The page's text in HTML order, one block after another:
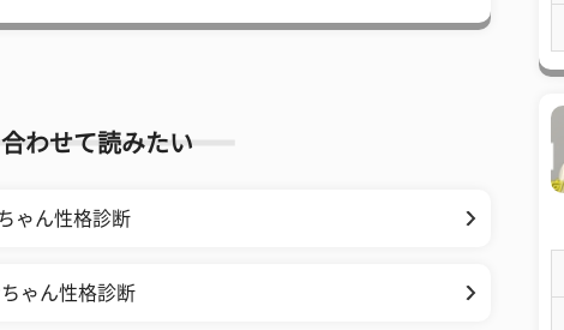
合わせて読みたい
ゃん性格診断
ゃん性格診断